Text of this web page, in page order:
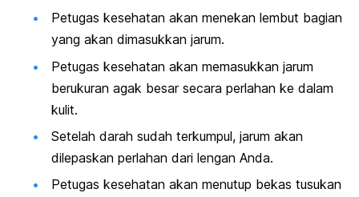
Petugas kesehatan akan menekan lembut bagian
yang akan dimasukkan jarum.
Petugas kesehatan akan memasukkan jarum
berukuran agak besar secara perlahan ke dalam
kulit.
Setelah darah sudah terkumpul, jarum akan
dilepaskan perlahan dari lengan Anda.
Petugas kesehatan akan menutup bekas tusukan